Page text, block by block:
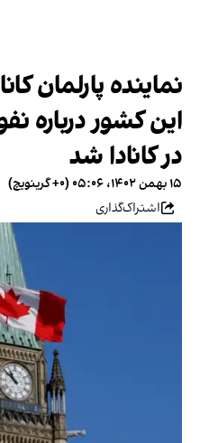
نماینده پارلمان
این کشور درباره
در کانادا شد
۱۵ بهمن ۱۴۰۲، ۰۵:۰۶ (‎+۰ گرینویچ)
اشتراک‌گذاری